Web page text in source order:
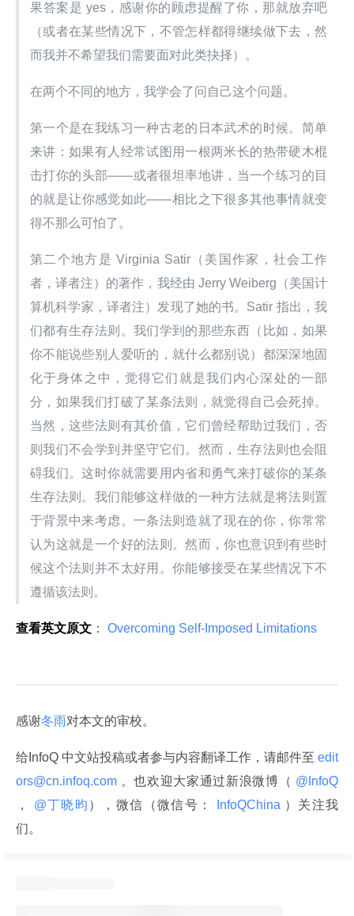
果答案是 yes，感谢你的顾虑提醒了你，那就放弃吧
（或者在某些情况下，不管怎样都得继续做下去，然
而我并不希望我们需要面对此类抉择）。
在两个不同的地方，我学会了问自己这个问题。
第一个是在我练习一种古老的日本武术的时候。简单
来讲：如果有人经常试图用一根两米长的热带硬木棍
击打你的头部——或者很坦率地讲，当一个练习的目
的就是让你感觉如此——相比之下很多其他事情就变
得不那么可怕了。
第二个地方是 Virginia Satir（美国作家，社会工作
者，译者注）的著作，我经由 Jerry Weiberg（美国计
算机科学家，译者注）发现了她的书。Satir 指出，我
们都有生存法则。我们学到的那些东西（比如，如果
你不能说些别人爱听的，就什么都别说）都深深地固
化于身体之中，觉得它们就是我们内心深处的一部
分，如果我们打破了某条法则，就觉得自己会死掉。
当然，这些法则有其价值，它们曾经帮助过我们，否
则我们不会学到并坚守它们。然而，生存法则也会阻
碍我们。这时你就需要用内省和勇气来打破你的某条
生存法则。我们能够这样做的一种方法就是将法则置
于背景中来考虑。一条法则造就了现在的你，你常常
认为这就是一个好的法则。然而，你也意识到有些时
候这个法则并不太好用。你能够接受在某些情况下不
遵循该法则。
查看英文原文 ： Overcoming Self-Imposed Limitations
感谢冬雨对本文的审校。
给InfoQ 中文站投稿或者参与内容翻译工作，请邮件至 edit
ors@cn.infoq.com 。也欢迎大家通过新浪微博（
，
@丁晓昀 ），微信（微信号： InfoQChina ）关注我
们。